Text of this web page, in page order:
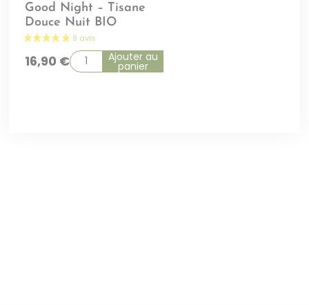
Good Night – Tisane
Douce Nuit BIO
16,90 € Ajouter au
panier